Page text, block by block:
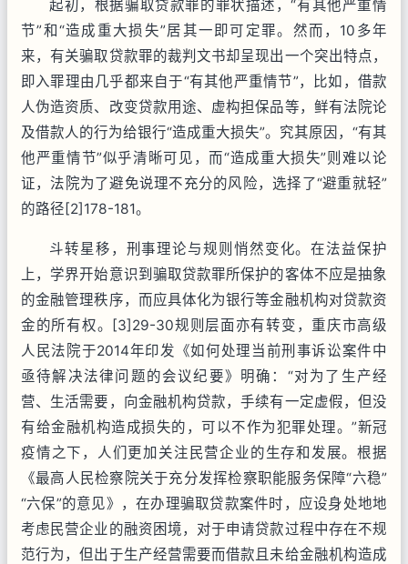
起初，根据骗取贷款罪的罪状描述，“有其他严重情
节”和“造成重大损失”居其一即可定罪。然而，10多年
来，有关骗取贷款罪的裁判文书却呈现出一个突出特点，
即入罪理由几乎都来自于“有其他严重情节”，比如，借款
人伪造资质、改变贷款用途、虚构担保品等，鲜有法院论
及借款人的行为给银行“造成重大损失”。究其原因，“有其
他严重情节”似乎清晰可见，而“造成重大损失”则难以论
证，法院为了避免说理不充分的风险，选择了“避重就轻”
的路径[2]178-181。
斗转星移，刑事理论与规则悄然变化。在法益保护
上，学界开始意识到骗取贷款罪所保护的客体不应是抽象
的金融管理秩序，而应具体化为银行等金融机构对贷款资
金的所有权。[3]29-30规则层面亦有转变，重庆市高级
人民法院于2014年印发《如何处理当前刑事诉讼案件中
亟待解决法律问题的会议纪要》明确：“对为了生产经
营、生活需要，向金融机构贷款，手续有一定虚假，但没
有给金融机构造成损失的，可以不作为犯罪处理。”新冠
疫情之下，人们更加关注民营企业的生存和发展。根据
《最高人民检察院关于充分发挥检察职能服务保障“六稳”
“六保”的意见》，在办理骗取贷款案件时，应设身处地地
考虑民营企业的融资困境，对于申请贷款过程中存在不规
范行为，但出于生产经营需要而借款且未给金融机构造成